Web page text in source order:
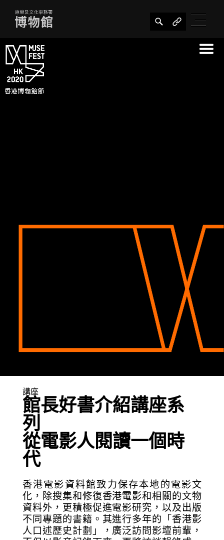
講座
館長好書介紹講座系
列
從電影人閱讀一個時
代
香港電影資料館致力保存本地的電影文
化，除搜集和修復香港電影和相關的文物
資料外，更積極促進電影研究，以及出版
不同專題的書籍。其進行多年的「香港影
人口述歷史計劃」，廣泛訪問影壇前輩，